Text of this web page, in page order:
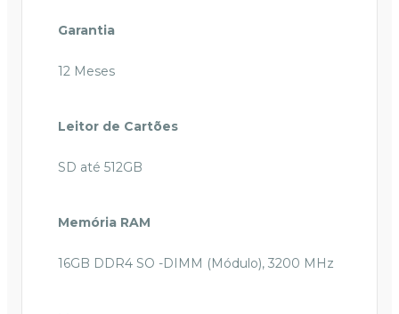
Garantia
12 Meses
Leitor de Cartões
SD até 512GB
Memória RAM
16GB DDR4 SO -DIMM (Módulo), 3200 MHz